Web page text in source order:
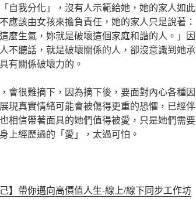
自我分化」，沒有人示範給她，她的家人如此
應該由女孩來擔負責任，她的家人只是說著：
麼生氣，妳就是破壞這個家庭和諧的人。」因
不聽話，就是破壞關係的人，卻沒意識到她承
有關係破壞力的。
會很難摘下，因為摘下後，要面對內心各種因
現真實情緒可能會被傷得更重的恐懼，已經伴
相信帶著面具的她們值得被愛，只是她們需要
上經歷過的「愛」，太過可怕。
己】帶你邁向高價值人生-線上/線下同步工作坊